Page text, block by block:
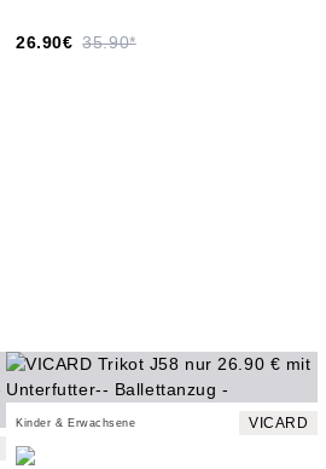
26.90€ 35.90*
Kinder & Erwachsene VICARD